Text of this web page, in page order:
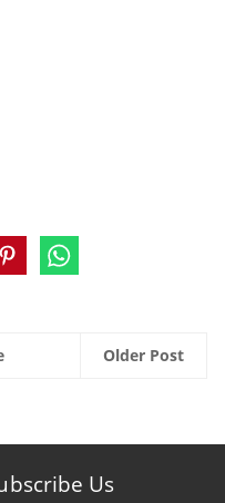
Older Post
Us